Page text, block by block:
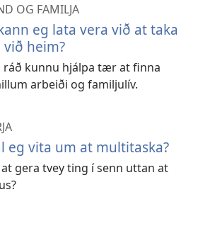
OG FAMILJA
eg lata vera við at taka
heim?
ráð kunnu hjálpa tær at finna
arbeiði og familjulív.
eg vita um at multitaska?
gera tvey ting í senn uttan at